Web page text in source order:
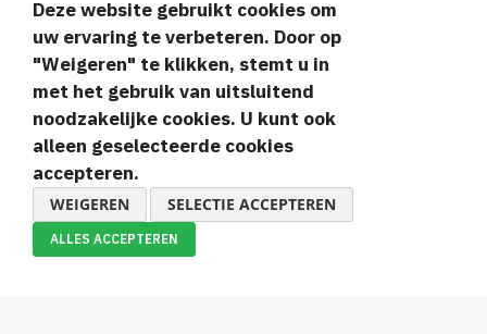
Klantenservice
Veilige en gemakkelijke betalingen
Deze website gebruikt cookies om
uw ervaring te verbeteren. Door op
"Weigeren" te klikken, stemt u in
met het gebruik van uitsluitend
noodzakelijke cookies. U kunt ook
alleen geselecteerde cookies
accepteren.
WEIGEREN SELECTIE ACCEPTEREN
ALLES ACCEPTEREN